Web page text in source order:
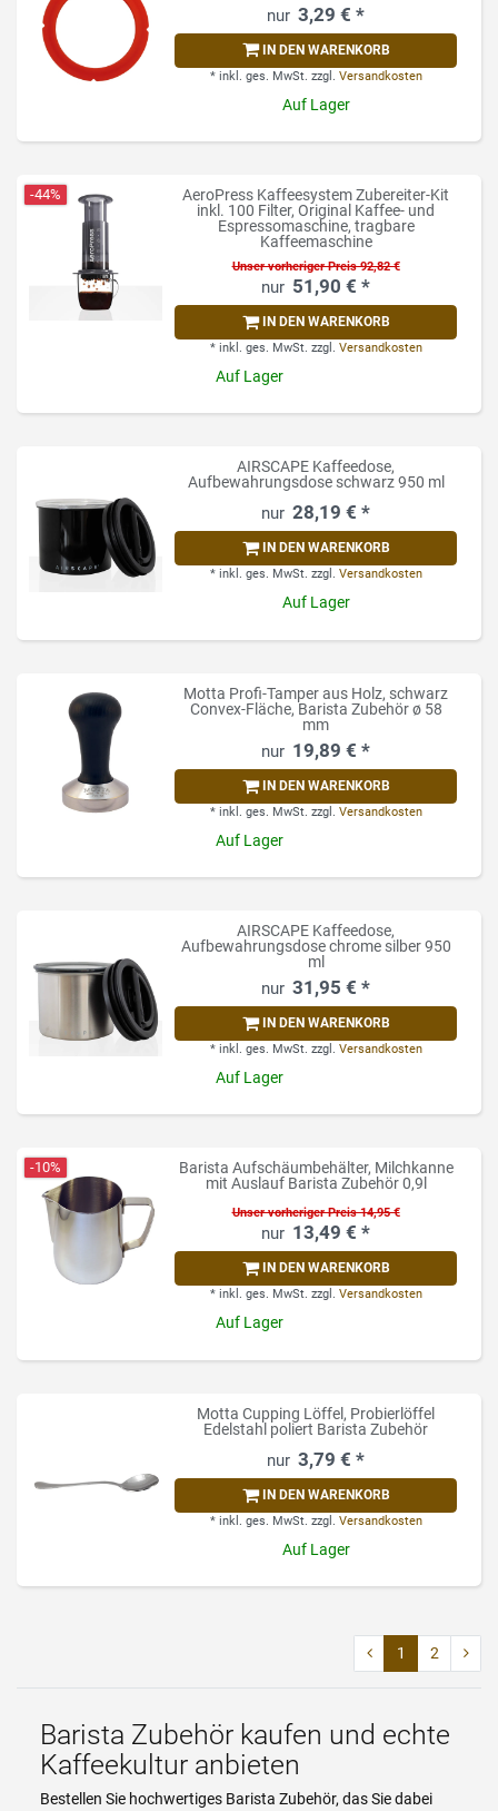
3,29 € *
IN DEN WARENKORB
* inkl. ges. MwSt. zzgl. Versandkosten
Auf Lager
-44%
AeroPress Kaffeesystem Zubereiter-Kit
inkl. 100 Filter, Original Kaffee- und
Espressomaschine, tragbare
Kaffeemaschine
Unser vorheriger Preis 92,82 €
51,90 € *
IN DEN WARENKORB
* inkl. ges. MwSt. zzgl. Versandkosten
Auf Lager
AIRSCAPE Kaffeedose,
Aufbewahrungsdose schwarz 950 ml
28,19 € *
IN DEN WARENKORB
* inkl. ges. MwSt. zzgl. Versandkosten
Auf Lager
Motta Profi-Tamper aus Holz, schwarz
Convex-Fläche, Barista Zubehör ø 58
mm
19,89 € *
IN DEN WARENKORB
* inkl. ges. MwSt. zzgl. Versandkosten
Auf Lager
AIRSCAPE Kaffeedose,
Aufbewahrungsdose chrome silber 950
ml
31,95 € *
IN DEN WARENKORB
* inkl. ges. MwSt. zzgl. Versandkosten
Auf Lager
-10%
Barista Aufschäumbehälter, Milchkanne
mit Auslauf Barista Zubehör 0,9l
Unser vorheriger Preis 14,95 €
13,49 € *
IN DEN WARENKORB
* inkl. ges. MwSt. zzgl. Versandkosten
Auf Lager
Motta Cupping Löffel, Probierlöffel
Edelstahl poliert Barista Zubehör
3,79 € *
IN DEN WARENKORB
* inkl. ges. MwSt. zzgl. Versandkosten
Auf Lager
1 2
Barista Zubehör kaufen und echte
Kaffeekultur anbieten
Bestellen Sie hochwertiges Barista Zubehör, das Sie dabei